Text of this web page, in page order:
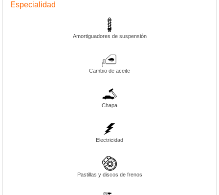
Especialidad
Amortiguadores de suspensión
Cambio de aceite
Chapa
Electricidad
Pastillas y discos de frenos